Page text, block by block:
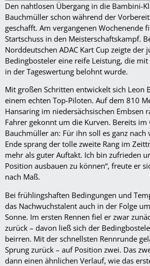
Den nahtlosen Übergang in die Bambini-
Bauchmüller schon während der
geschafft. Am vergangenen Wochenende
Startschuss in den Meisterschaftskampf.
Norddeutschen ADAC Kart Cup zeigte der
Bedingbosteler eine reife Leistung, die
in der Tageswertung belohnt wurde.
Mit großen Schritten entwickelt sich Leon
einem echten Top-Piloten. Auf dem 810
Hansaring im niedersächsischen Embsen
Fahrer gekonnt um die Kurven. Bereits
Bauchmüller an: Für ihn soll es ganz nach
Ende sprang der tolle zweite Rang im
mehr als guter Auftakt. Ich bin zufrieden
Position ausbauen zu können“, freute er
nach Maß.
Bei frühlingshaften Bedingungen und
das Nachwuchstalent auch in der Folge
Sonne. Im ersten Rennen fiel er zwar
zurück – davon ließ sich der
beirren. Mit der schnellsten Rennrunde
Sprung zurück – auf Position zwei. Das
dann einen ähnlichen Verlauf, wie das